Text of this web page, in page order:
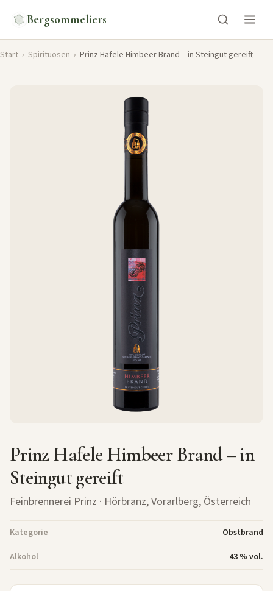
Bergsommeliers
Start › Spirituosen › Prinz Hafele Himbeer Brand – in Steingut gereift
Prinz Hafele Himbeer Brand – in
Steingut gereift
Feinbrennerei Prinz · Hörbranz, Vorarlberg, Österreich
Kategorie
Obstbrand
Alkohol
43 % vol.